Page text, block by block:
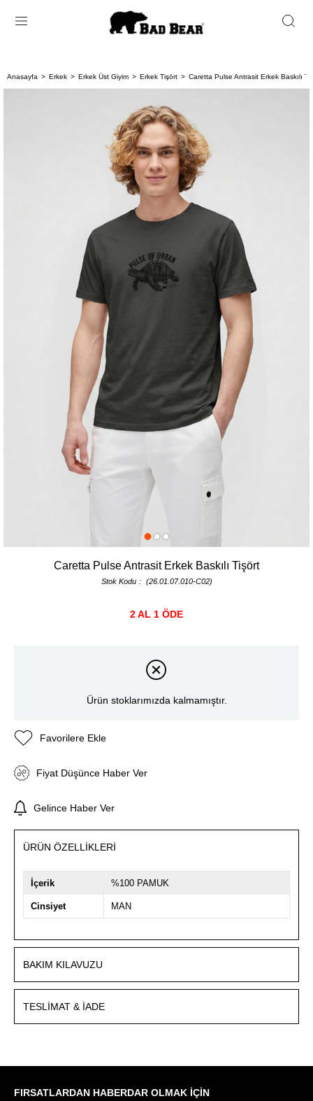
Anasayfa Erkek Erkek Üst Giyim Erkek Tişört Caretta Pulse Antrasit Erkek Baskılı
Caretta Pulse Antrasit Erkek Baskılı Tişört
Stok Kodu (26.01.07.010-C02)
2 AL 1 ÖDE
Ürün stoklarımızda kalmamıştır.
Favorilere Ekle
Fiyat Düşünce Haber Ver
Gelince Haber Ver
ÜRÜN ÖZELLIKLERI
İçerik %100 PAMUK
Cinsiyet MAN
BAKIM KILAVUZU
TESLIMAT & İADE
FIRSATLARDAN HABERDAR OLMAK İÇİN